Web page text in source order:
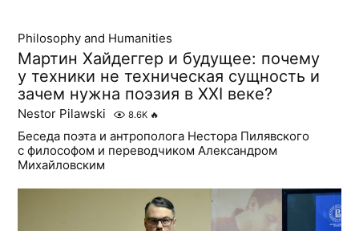
Philosophy and Humanities
Мартин Хайдеггер и будущее: почему
у техники не техническая сущность и
зачем нужна поэзия в XXI веке?
Nestor Pilawski 8.6K 🔥
Беседа поэта и антрополога Нестора Пилявского
с философом и переводчиком Александром
Михайловским